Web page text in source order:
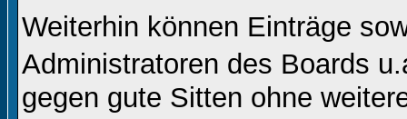
Weiterhin können Einträge
Administratoren des Boards
gegen gute Sitten ohne